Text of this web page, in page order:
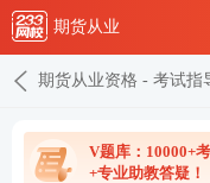
期货从业
期货从业资格 - 考试指
V题库：10000+
+专业助教答疑！